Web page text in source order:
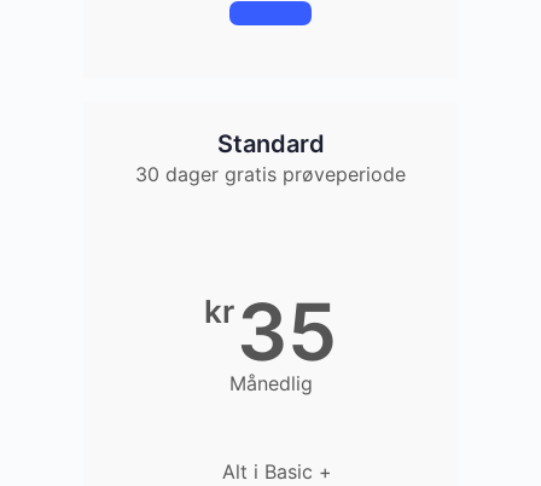
Registrer
Standard
30 dager gratis prøveperiode
kr35
Månedlig
Alt i Basic +